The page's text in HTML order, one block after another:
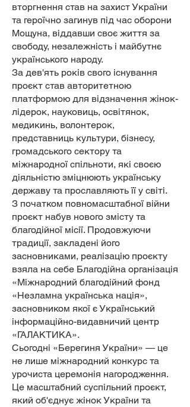
вторгнення став на захист України
та героїчно загинув під час оборони
Мощуна, віддавши своє життя за
свободу, незалежність і майбутнє
українського народу.
За дев'ять років свого існування
проєкт став авторитетною
платформою для відзначення жінок-
лідерок, науковиць, освітянок,
медикинь, волонтерок,
представниць культури, бізнесу,
громадського сектору та
міжнародної спільноти, які своєю
діяльністю зміцнюють українську
державу та прославляють її у світі.
З початком повномасштабної війни
проєкт набув нового змісту та
благодійної місії. Продовжуючи
традиції, закладені його
засновниками, реалізацію проєкту
взяла на себе Благодійна організація
«Міжнародний благодійний фонд
«Незламна українська нація»,
засновником якої є Український
інформаційно-видавничий центр
«ГАЛАКТИКА».
Сьогодні «Берегиня України» — це
не лише міжнародний конкурс та
урочиста церемонія нагородження.
Це масштабний суспільний проєкт,
який об'єднує жінок України та